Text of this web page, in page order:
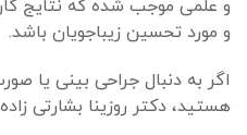
و علمی موجب شده که نتایج
و مورد تحسین زیباجویان باشد.
اگر به دنبال جراحی بینی یا
هستید، دکتر روزینا بشارتی